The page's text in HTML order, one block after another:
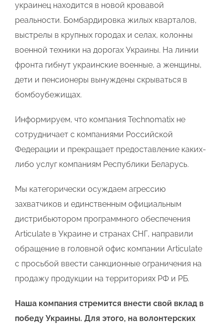
украинец находится в новой кровавой
реальности. Бомбардировка жилых кварталов,
выстрелы в крупных городах и селах, колонны
военной техники на дорогах Украины. На линии
фронта гибнут украинские военные, а женщины,
дети и пенсионеры вынуждены скрываться в
бомбоубежищах.
Информируем, что компания Technomatix не
сотрудничает с компаниями Российской
Федерации и прекращает предоставление каких-
либо услуг компаниям Республики Беларусь.
Мы категорически осуждаем агрессию
захватчиков и единственным официальным
дистрибьютором программного обеспечения
Articulate в Украине и странах СНГ, направили
обращение в головной офис компании Articulate
с просьбой ввести санкционные ограничения на
продажу продукции на территориях РФ и РБ.
Наша компания стремится внести свой вклад в
победу Украины. Для этого, на волонтерских